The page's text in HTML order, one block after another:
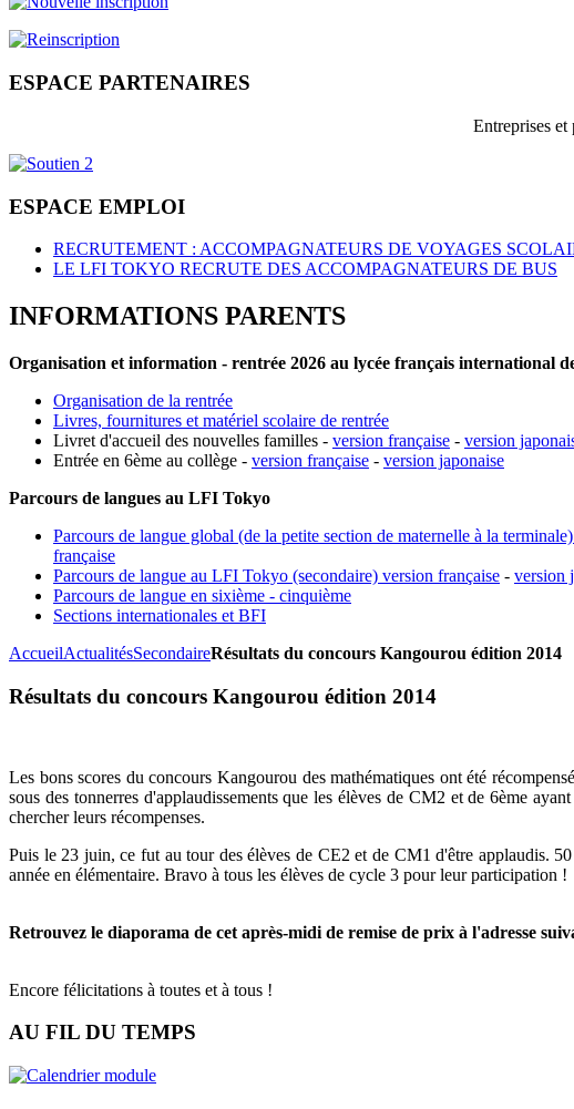
ESPACE PARTENAIRES
Entreprises et
ESPACE EMPLOI
RECRUTEMENT : ACCOMPAGNATEURS DE VOYAGES
LE LFI TOKYO RECRUTE DES ACCOMPAGNATEURS DE BUS
INFORMATIONS PARENTS
Organisation et information - rentrée 2026 au lycée français international
Organisation de la rentrée
Livres, fournitures et matériel scolaire de rentrée
Livret d'accueil des nouvelles familles - version française - version
Entrée en 6ème au collège - version française - version japonaise
Parcours de langues au LFI Tokyo
Parcours de langue global (de la petite section de maternelle à la
française
Parcours de langue au LFI Tokyo (secondaire) version française - version
Parcours de langue en sixième - cinquième
Sections internationales et BFI
AccueilActualitésSecondaireRésultats du concours Kangourou édition 2014
Résultats du concours Kangourou édition 2014
Les bons scores du concours Kangourou des mathématiques ont été
sous des tonnerres d'applaudissements que les élèves de CM2 et de 6ème
chercher leurs récompenses.
Puis le 23 juin, ce fut au tour des élèves de CE2 et de CM1 d'être applaudis.
année en élémentaire. Bravo à tous les élèves de cycle 3 pour leur participation !
Retrouvez le diaporama de cet après-midi de remise de prix à l'adresse
Encore félicitations à toutes et à tous !
AU FIL DU TEMPS